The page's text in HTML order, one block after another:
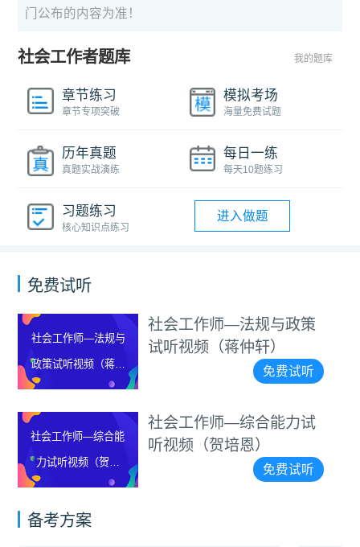
门公布的内容为准！
社会工作者题库 我的题库
章节练习
章节专项突破
模拟考场
海量免费试题
历年真题
真题实战演练
每日一练
每天10题练习
习题练习
核心知识点练习
进入做题
免费试听
社会工作师—法规与
政策试听视频（蒋仲
轩）
社会工作师—法规与政策
试听视频（蒋仲轩）
免费试听
社会工作师—综合能
力试听视频（贺培
恩）
社会工作师—综合能力试
听视频（贺培恩）
免费试听
备考方案